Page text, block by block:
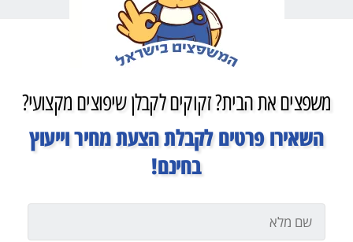
משפצים את הבית? זקוקים לקבלן שיפוצים מקצועי?
השאירו פרטים לקבלת הצעת מחיר וייעוץ
בחינם!